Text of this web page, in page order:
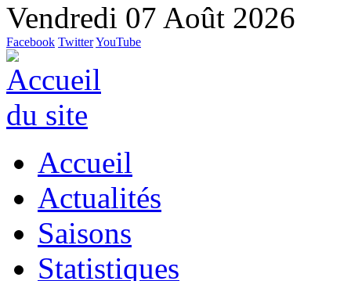
Vendredi 07 Août 2026
Facebook TwitterYouTube
Accueil
Actualités
Saisons
Statistiques